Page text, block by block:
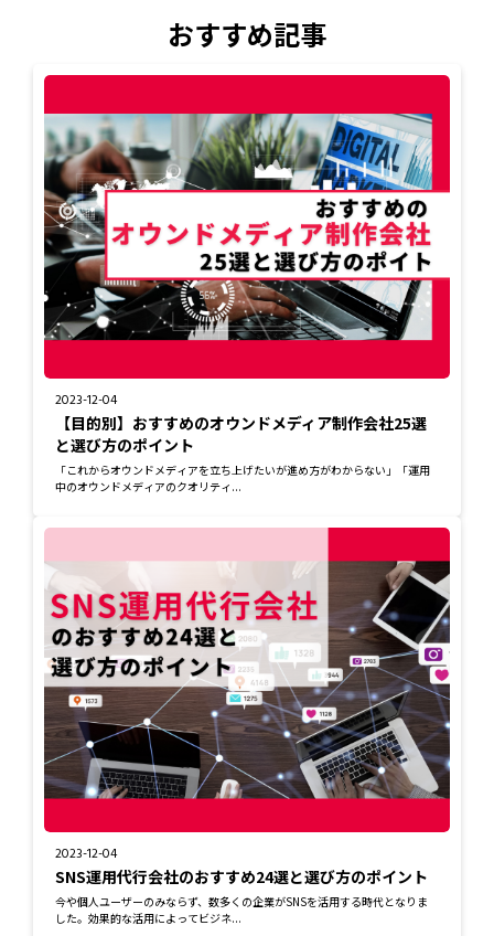
おすすめ記事
2023-12-04
【目的別】おすすめのオウンドメディア制作会社25選
と選び方のポイント
「これからオウンドメディアを立ち上げたいが進め方がわからない」「運用
中のオウンドメディアのクオリティ...
2023-12-04
SNS運用代行会社のおすすめ24選と選び方のポイント
今や個人ユーザーのみならず、数多くの企業がSNSを活用する時代となりま
した。効果的な活用によってビジネ...